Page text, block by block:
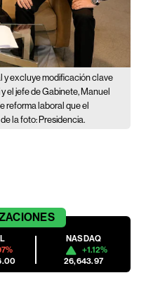
y excluye modificación clave
el jefe de Gabinete, Manuel
reforma laboral que el
la foto: Presidencia.
NASDAQ
+1.12%
26,643.97